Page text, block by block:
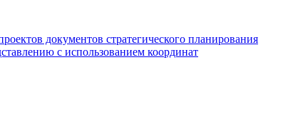
документов стратегического планирования
с использованием координат